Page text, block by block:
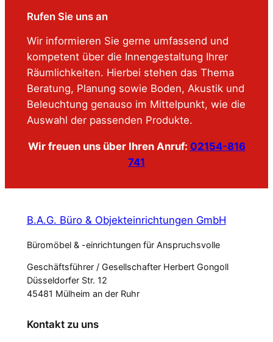
Rufen Sie uns an
Wir informieren Sie gerne umfassend und
kompetent über die Innengestaltung Ihrer
Räumlichkeiten. Hierbei stehen das Thema
Beratung, Planung sowie Boden, Akustik und
Beleuchtung genauso im Mittelpunkt, wie die
Auswahl der passenden Produkte.
Wir freuen uns über Ihren Anruf: 02154-816
741
B.A.G. Büro & Objekteinrichtungen GmbH
Büromöbel & -einrichtungen für Anspruchsvolle
Geschäftsführer / Gesellschafter Herbert Gongoll
Düsseldorfer Str. 12
45481 Mülheim an der Ruhr
Kontakt zu uns